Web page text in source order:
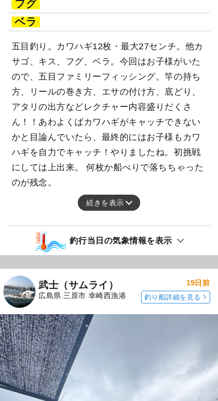
フグ
ベラ
五目釣り。カワハギ12枚・最大27センチ。他カ
サゴ、キス、フグ、ベラ。今回はお子様がいた
ので、五目ファミリーフィッシング。竿の持ち
方、リールの巻き方、エサの付け方、底どり、
アタリの出方などレクチャー内容盛りだくさ
ん！！あわよくばカワハギがキャッチできない
かと目論んでいたら、最終的にはお子様もカワ
ハギを自力でキャッチ！やりましたね。初挑戦
にしては上出来。 何枚か船べりで落ちちゃった
のが残念。
続きを表示
釣行当日の気象情報を表示
武士（サムライ）
広島県 三原市 幸崎西漁港
19日前
釣り船詳細を見る